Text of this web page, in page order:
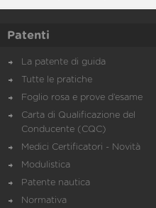
Patenti
La patente di guida
Tutte le pratiche
Foglio rosa e prove d’esame
Carta di Qualificazione del
Conducente (CQC)
Medici Certificatori - Novità
Modulistica
Patente nautica
Normativa